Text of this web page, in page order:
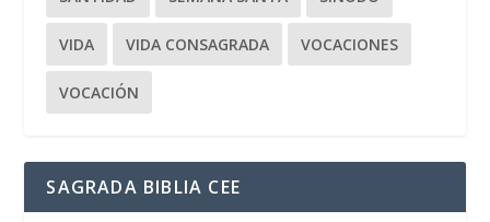
VIDA VIDA CONSAGRADA VOCACIONES
VOCACIÓN
SAGRADA BIBLIA CEE